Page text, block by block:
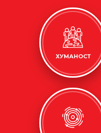
ХУМАНОСТ